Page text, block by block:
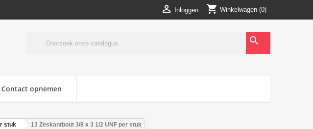
 Inloggen shopping_cart Winkelwagen (0)
search
Contact opnemen
stuk 13 Zeskantbout 3/8 x 3 1/2 UNF per stuk